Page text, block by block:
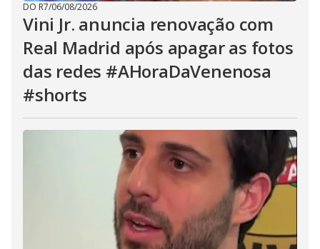
DO R7/06/08/2026
Vini Jr. anuncia renovação com
Real Madrid após apagar as fotos
das redes #AHoraDaVenenosa
#shorts